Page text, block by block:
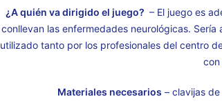
¿A quién va dirigido el juego? – El juego es
conllevan las enfermedades neurológicas.
utilizado tanto por los profesionales del centro
con
Materiales necesarios – clavijas